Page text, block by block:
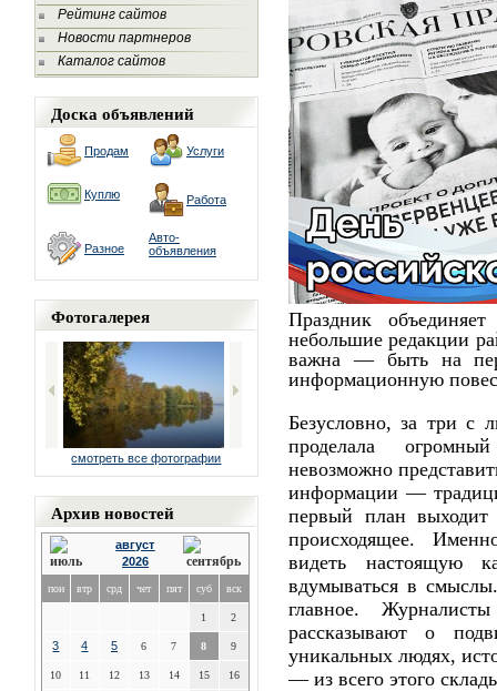
Рейтинг сайтов
Новости партнеров
Каталог сайтов
Доска объявлений
Продам Услуги
Куплю Работа
Разное
Авто-
объявления
Фотогалерея
смотреть все фотографии
Архив новостей
август
2026
пон втр срд чет пят суб вск
1 2
3 4 5 6 7 8 9
10 11 12 13 14 15 16
Праздник
небольшие редакции
важна — быть на
информационную
Безусловно, за три с
проделала
невозможно
информации —
первый план выходит
происходящее.
видеть настоящую
вдумываться в
главное.
рассказывают о
уникальных людях,
— из всего этого